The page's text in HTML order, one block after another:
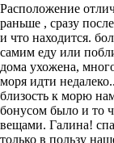
Расположение
раньше , сразу
и что находится.
самим еду или
дома ухожена,
моря идти
близость к морю
бонусом было и то
вещами. Галина!
только в пользу